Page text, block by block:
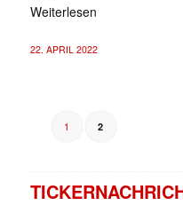
Weiterlesen
22. APRIL 2022
1 2